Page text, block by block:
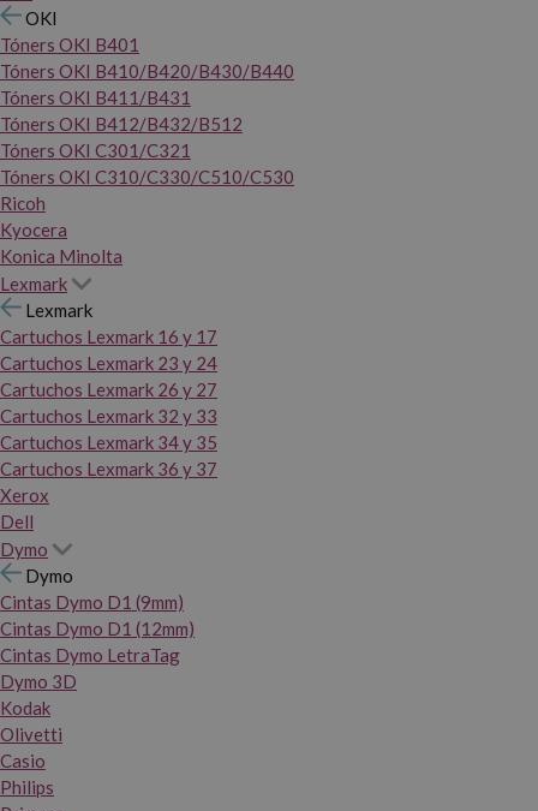
OKI
Tóners OKI B401
Tóners OKI B410/B420/B430/B440
Tóners OKI B411/B431
Tóners OKI B412/B432/B512
Tóners OKI C301/C321
Tóners OKI C310/C330/C510/C530
Ricoh
Kyocera
Konica Minolta
Lexmark
Lexmark
Cartuchos Lexmark 16 y 17
Cartuchos Lexmark 23 y 24
Cartuchos Lexmark 26 y 27
Cartuchos Lexmark 32 y 33
Cartuchos Lexmark 34 y 35
Cartuchos Lexmark 36 y 37
Xerox
Dell
Dymo
Dymo
Cintas Dymo D1 (9mm)
Cintas Dymo D1 (12mm)
Cintas Dymo LetraTag
Dymo 3D
Kodak
Olivetti
Casio
Philips